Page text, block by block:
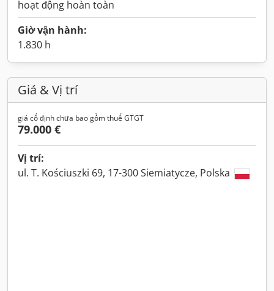
hoạt động hoàn toàn
Giờ vận hành:
1.830 h
Giá & Vị trí
giá cố định chưa bao gồm thuế GTGT
79.000 €
Vị trí:
ul. T. Kościuszki 69, 17-300 Siemiatycze, Polska